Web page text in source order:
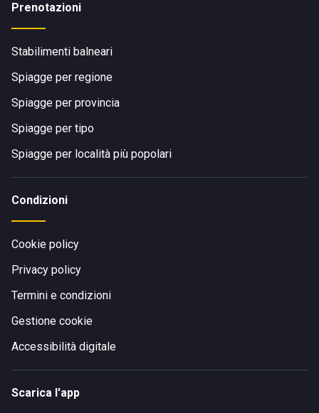
Prenotazioni
Stabilimenti balneari
Spiagge per regione
Spiagge per provincia
Spiagge per tipo
Spiagge per località più popolari
Condizioni
Cookie policy
Privacy policy
Termini e condizioni
Gestione cookie
Accessibilità digitale
Scarica l'app